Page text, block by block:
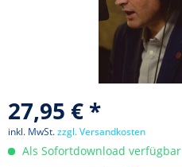
27,95 € *
inkl. MwSt.zzgl. Versandkosten
Als Sofortdownload verfügbar